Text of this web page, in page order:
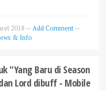
2018 —Add Comment—
& Info
"Yang Baru di Season
Lord dibuff - Mobile